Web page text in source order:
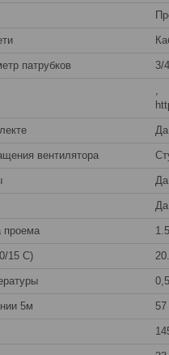
патрубков 3/4
,
Да
вентилятора
Да
Да
проема
15 С)
5м